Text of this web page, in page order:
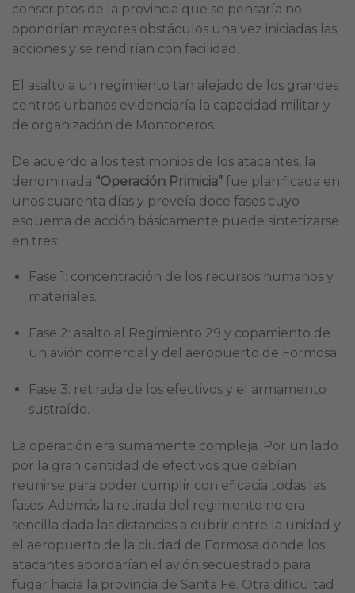
conscriptos de la provincia que se pensaría no
opondrían mayores obstáculos una vez iniciadas las
acciones y se rendirían con facilidad.
El asalto a un regimiento tan alejado de los grandes
centros urbanos evidenciaría la capacidad militar y
de organización de Montoneros.
De acuerdo a los testimonios de los atacantes, la
denominada “Operación Primicia” fue planificada en
unos cuarenta días y preveía doce fases cuyo
esquema de acción básicamente puede sintetizarse
en tres:
Fase 1: concentración de los recursos humanos y
materiales.
Fase 2: asalto al Regimiento 29 y copamiento de
un avión comercial y del aeropuerto de Formosa.
Fase 3: retirada de los efectivos y el armamento
sustraído.
La operación era sumamente compleja. Por un lado
por la gran cantidad de efectivos que debían
reunirse para poder cumplir con eficacia todas las
fases. Además la retirada del regimiento no era
sencilla dada las distancias a cubrir entre la unidad y
el aeropuerto de la ciudad de Formosa donde los
atacantes abordarían el avión secuestrado para
fugar hacia la provincia de Santa Fe. Otra dificultad